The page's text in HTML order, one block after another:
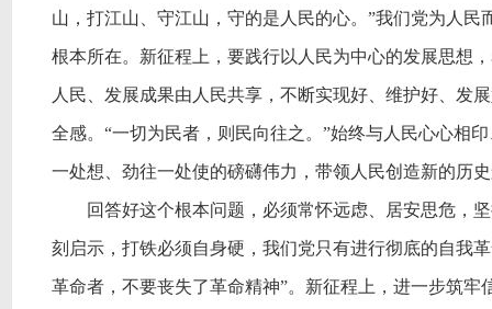
山，打江山、守江山，守的是人民的心。”我们党为人
根本所在。新征程上，要践行以人民为中心的发展思想
人民、发展成果由人民共享，不断实现好、维护好、发
全感。“一切为民者，则民向往之。”始终与人民心心相
一处想、劲往一处使的磅礴伟力，带领人民创造新的历
回答好这个根本问题，必须常怀远虑、居安思危，
刻启示，打铁必须自身硬，我们党只有进行彻底的自我
革命者，不要丧失了革命精神”。新征程上，进一步筑